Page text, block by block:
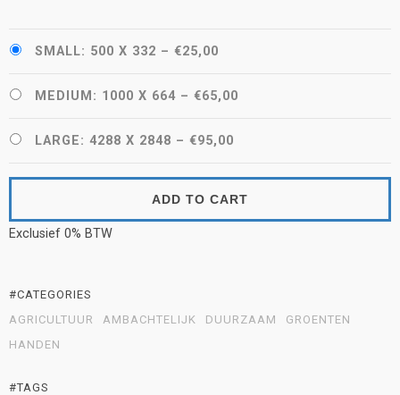
SMALL: 500 X 332 – €25,00
MEDIUM: 1000 X 664 – €65,00
LARGE: 4288 X 2848 – €95,00
ADD TO CART
Exclusief 0% BTW
#CATEGORIES
AGRICULTUUR
AMBACHTELIJK DUURZAAM
GROENTEN
HANDEN
#TAGS